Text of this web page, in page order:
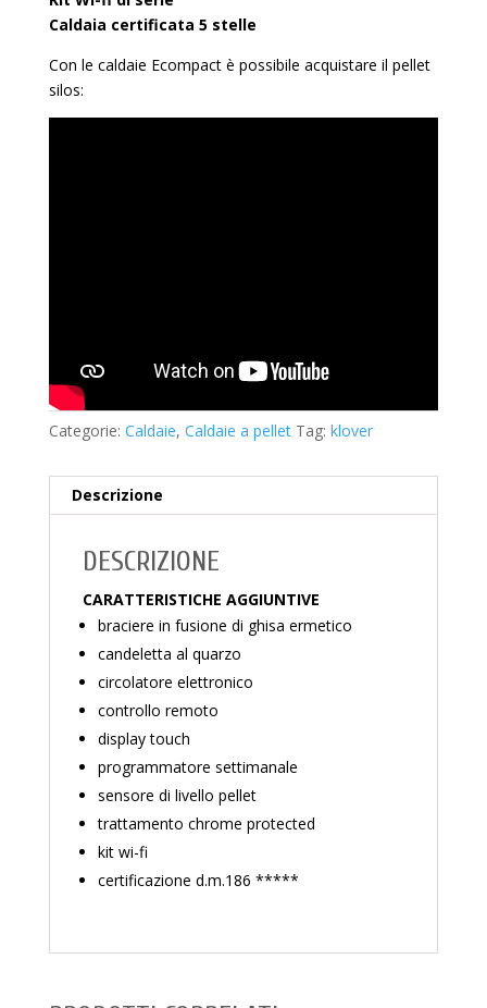
Caldaia certificata 5 stelle
Con le caldaie Ecompact è possibile acquistare il pellet
silos:
Categorie: Caldaie, Caldaie a pellet Tag: klover
Descrizione
DESCRIZIONE
CARATTERISTICHE AGGIUNTIVE
braciere in fusione di ghisa ermetico
candeletta al quarzo
circolatore elettronico
controllo remoto
display touch
programmatore settimanale
sensore di livello pellet
trattamento chrome protected
kit wi-fi
certificazione d.m.186 *****